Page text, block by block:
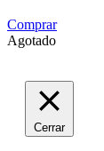
Comprar
Agotado
Cerrar